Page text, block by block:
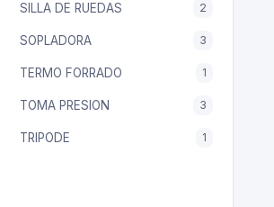
SILLA DE RUEDAS 2
SOPLADORA 3
TERMO FORRADO 1
TOMA PRESION 3
TRIPODE 1